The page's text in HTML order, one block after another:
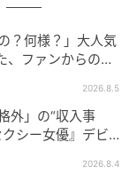
？何様？」大人気
、ファンからの
2026.8.5
外」の“収入事
シー女優』デビュ
2026.8.4